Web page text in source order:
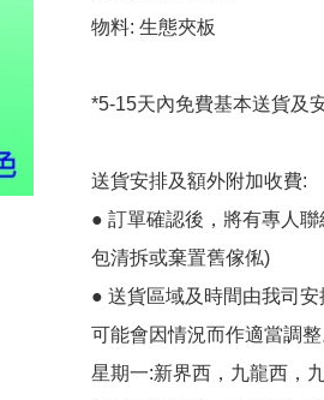
物料: 生態夾板
*5-15天內免費基本送貨及
送貨安排及額外附加收費:
● 訂單確認後，將有專人
包清拆或棄置舊傢俬)
● 送貨區域及時間由我司
可能會因情況而作適當調整
星期一:新界西，九龍西，